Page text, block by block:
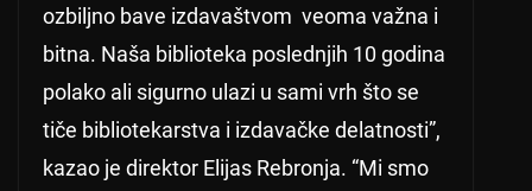
ozbiljno bave izdavaštvom veoma važna i
bitna. Naša biblioteka poslednjih 10 godina
polako ali sigurno ulazi u sami vrh što se
tiče bibliotekarstva i izdavačke delatnosti”,
kazao je direktor Elijas Rebronja. “Mi smo